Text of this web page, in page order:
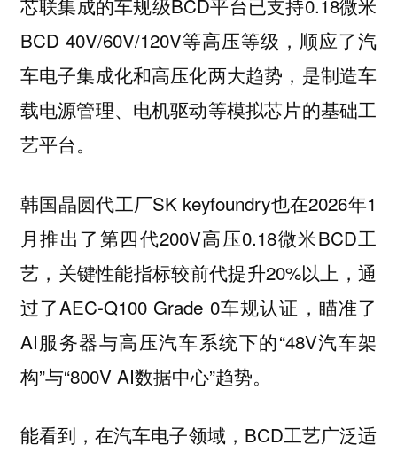
芯联集成的车规级BCD平台已支持0.18微米
BCD 40V/60V/120V等高压等级，顺应了汽
车电子集成化和高压化两大趋势，是制造车
载电源管理、电机驱动等模拟芯片的基础工
艺平台。
韩国晶圆代工厂SK keyfoundry也在2026年1
月推出了第四代200V高压0.18微米BCD工
艺，关键性能指标较前代提升20%以上，通
过了AEC-Q100 Grade 0车规认证，瞄准了
AI服务器与高压汽车系统下的“48V汽车架
构”与“800V AI数据中心”趋势。
能看到，在汽车电子领域，BCD工艺广泛适